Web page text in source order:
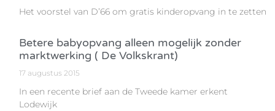
Het voorstel van D’66 om gratis kinderopvang in te zetten
Betere babyopvang alleen mogelijk zonder
marktwerking ( De Volkskrant)
17 augustus 2015
In een recente brief aan de Tweede kamer erkent
Lodewijk